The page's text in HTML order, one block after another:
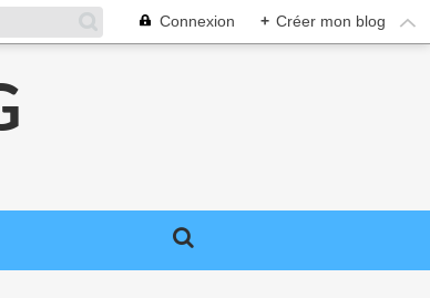
Connexion + Créer mon blog